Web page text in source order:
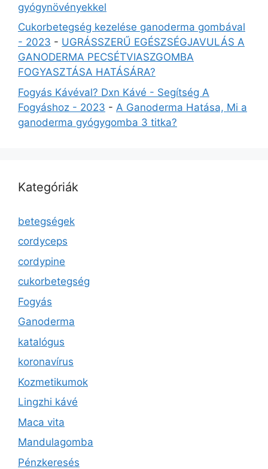
gyógynövényekkel
Cukorbetegség kezelése ganoderma gombával
- 2023 - UGRÁSSZERŰ EGÉSZSÉGJAVULÁS A
GANODERMA PECSÉTVIASZGOMBA
FOGYASZTÁSA HATÁSÁRA?
Fogyás Kávéval? Dxn Kávé - Segítség A
Fogyáshoz - 2023 - A Ganoderma Hatása, Mi a
ganoderma gyógygomba 3 titka?
Kategóriák
betegségek
cordyceps
cordypine
cukorbetegség
Fogyás
Ganoderma
katalógus
koronavírus
Kozmetikumok
Lingzhi kávé
Maca vita
Mandulagomba
Pénzkeresés